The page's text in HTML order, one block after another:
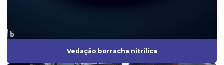
Fornecedor de vedação de borracha
Vedação borracha nitrílica